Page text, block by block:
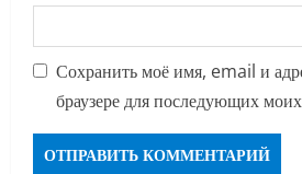
Сохранить моё имя, email и
браузере для последующих